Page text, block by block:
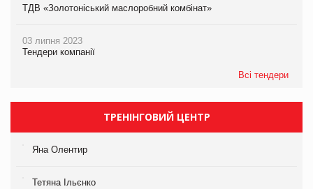
ТДВ «Золотоніський маслоробний комбінат»
03 липня 2023
Тендери компанії
Всі тендери
ТРЕНІНГОВИЙ ЦЕНТР
Яна Олентир
Тетяна Ільєнко